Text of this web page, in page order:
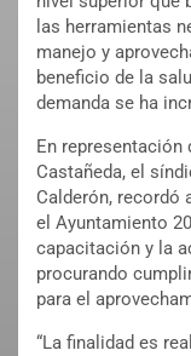
las herramientas
manejo y
beneficio de la
demanda se ha
En representación
Castañeda, el
Calderón,
el Ayuntamiento
capacitación y la
procurando
para el
“La finalidad es